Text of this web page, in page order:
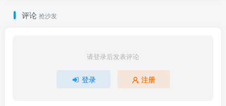
评论 抢沙发
请登录后发表评论
登录 注册